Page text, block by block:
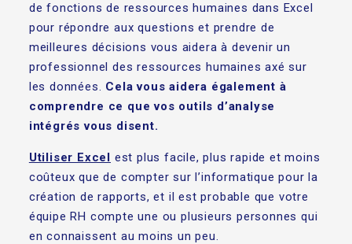
de fonctions de ressources humaines dans Excel
pour répondre aux questions et prendre de
meilleures décisions vous aidera à devenir un
professionnel des ressources humaines axé sur
les données. Cela vous aidera également à
comprendre ce que vos outils d’analyse
intégrés vous disent.
Utiliser Excel est plus facile, plus rapide et moins
coûteux que de compter sur l’informatique pour la
création de rapports, et il est probable que votre
équipe RH compte une ou plusieurs personnes qui
en connaissent au moins un peu.